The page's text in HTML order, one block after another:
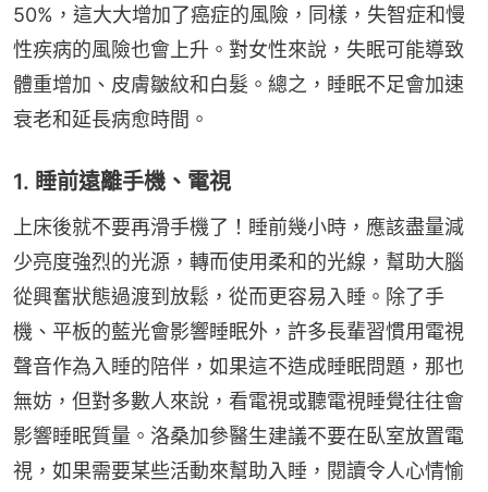
50%，這大大增加了癌症的風險，同樣，失智症和慢
性疾病的風險也會上升。對女性來說，失眠可能導致
體重增加、皮膚皺紋和白髮。總之，睡眠不足會加速
衰老和延長病愈時間。
1. 睡前遠離手機、電視
上床後就不要再滑手機了！睡前幾小時，應該盡量減
少亮度強烈的光源，轉而使用柔和的光線，幫助大腦
從興奮狀態過渡到放鬆，從而更容易入睡。除了手
機、平板的藍光會影響睡眠外，許多長輩習慣用電視
聲音作為入睡的陪伴，如果這不造成睡眠問題，那也
無妨，但對多數人來說，看電視或聽電視睡覺往往會
影響睡眠質量。洛桑加參醫生建議不要在臥室放置電
視，如果需要某些活動來幫助入睡，閱讀令人心情愉